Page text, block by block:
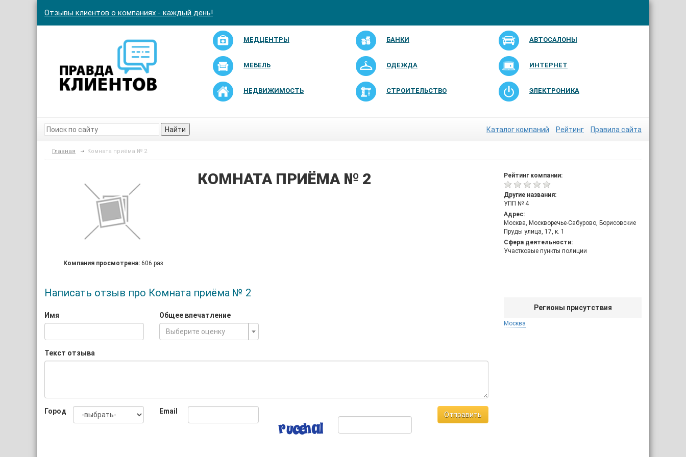
Отзывы клиентов о компаниях - каждый день!
МЕДЦЕНТРЫ БАНКИ АВТОСАЛОНЫ
МЕБЕЛЬ ОДЕЖДА ИНТЕРНЕТ
НЕДВИЖИМОСТЬ СТРОИТЕЛЬСТВО ЭЛЕКТРОНИКА
Найти Каталог компаний Рейтинг Правила сайта
Главная Комната приёма № 2
Рейтинг компании:
Другие названия:
УПП № 4
Адрес:
Москва, Москворечье-Сабурово, Борисовские
Пруды улица, 17, к. 1
Сфера деятельности:
Участковые пункты полиции
Регионы присутствия
Москва
Компания просмотрена: 606 раз
КОМНАТА ПРИЁМА № 2
Написать отзыв про Комната приёма № 2
Имя
Общее впечатление
Выберите оценку
Текст отзыва
Город Email Отправить